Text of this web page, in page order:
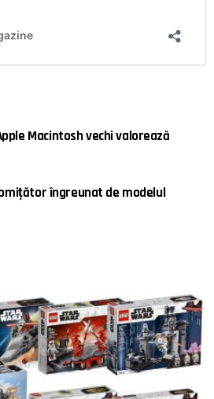
Macintosh vechi valorează
îngreunat de modelul